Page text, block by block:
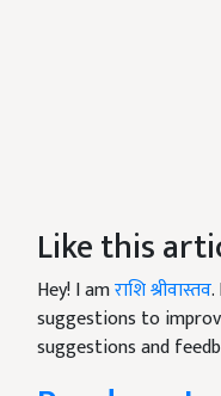
Like this
Hey! I amराशि श्रीवास्तव.
suggestions to
suggestions and